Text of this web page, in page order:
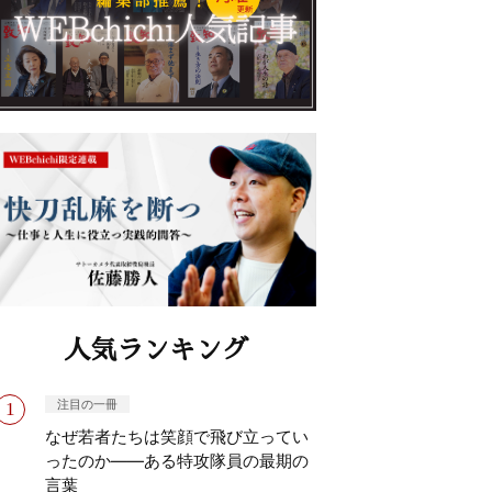
人気ランキング
注目の一冊
なぜ若者たちは笑顔で飛び立ってい
ったのか——ある特攻隊員の最期の
言葉